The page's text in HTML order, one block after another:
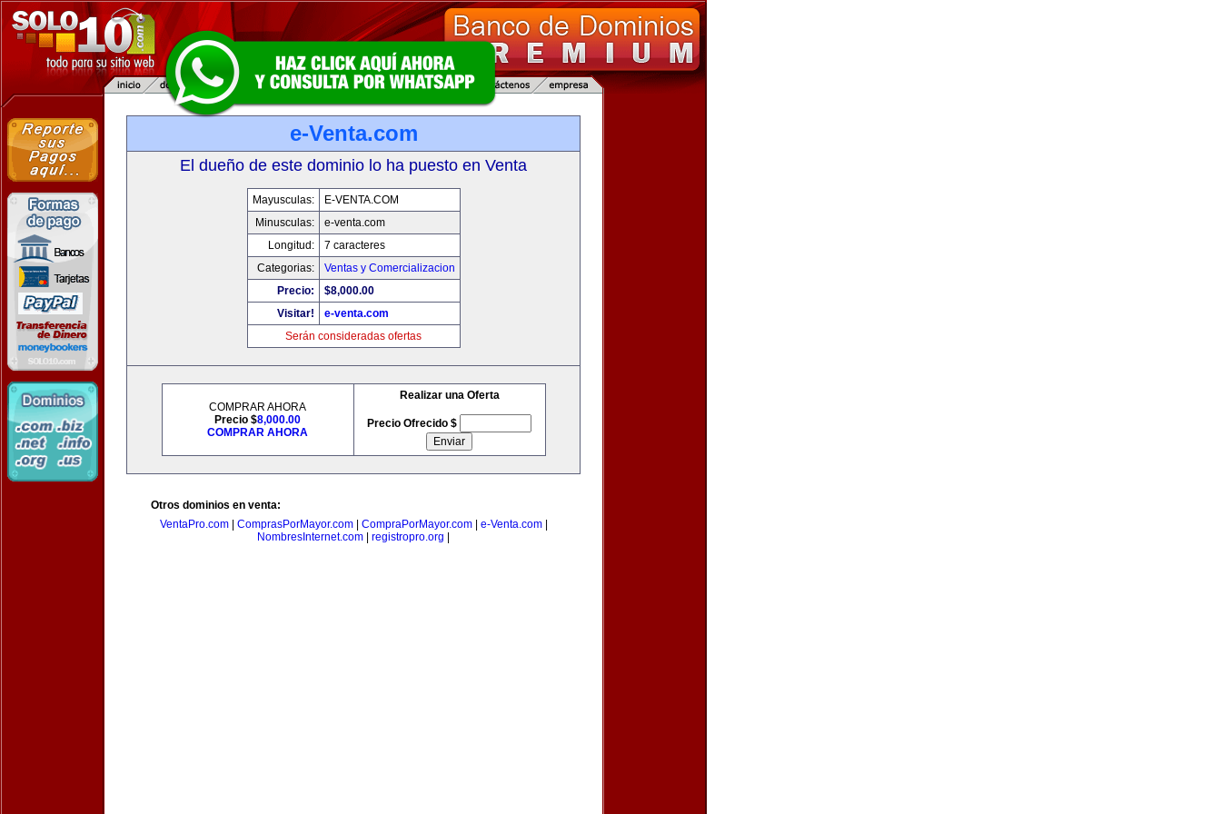
e-Venta.com
El dueño de este dominio lo ha puesto en Venta
Mayusculas:
E-VENTA.COM
Minusculas:
e-venta.com
Longitud:
7 caracteres
Categorias:
Ventas y Comercializacion
Precio:
$8,000.00
Visitar!
e-venta.com
Serán consideradas ofertas
COMPRAR AHORA
Precio $8,000.00
COMPRAR AHORA
Realizar una Oferta
Precio Ofrecido $
Otros dominios en venta:
VentaPro.com| ComprasPorMayor.com| CompraPorMayor.com| e-Venta.com|
NombresInternet.com
registropro.org